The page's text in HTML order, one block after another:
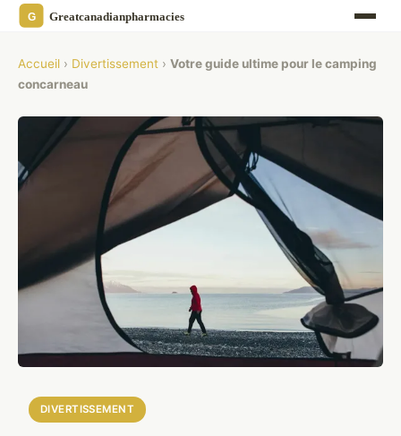
Accueil › Divertissement › Votre guide ultime pour le camping
concarneau
DIVERTISSEMENT